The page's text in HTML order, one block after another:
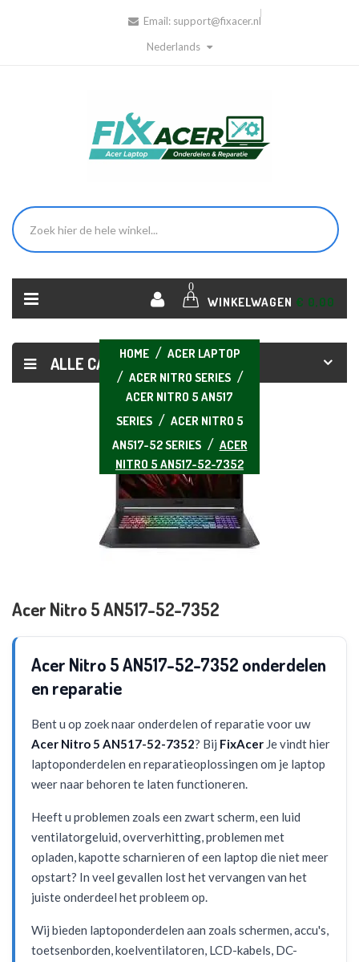
Email: support@fixacer.nl
Nederlands
0
WINKELWAGEN € 0,00
ALLE CATEGORIEËN
HOME
ACER LAPTOP
ACER NITRO SERIES
ACER NITRO 5 AN517
SERIES
ACER NITRO 5
AN517-52 SERIES
ACER
NITRO 5 AN517-52-7352
Acer Nitro 5 AN517-52-7352
Acer Nitro 5 AN517-52-7352 onderdelen
en reparatie
Bent u op zoek naar onderdelen of reparatie voor uw
Acer Nitro 5 AN517-52-7352? Bij FixAcer Je vindt hier
laptoponderdelen en reparatieoplossingen om je laptop
weer naar behoren te laten functioneren.
Heeft u problemen zoals een zwart scherm, een luid
ventilatorgeluid, oververhitting, problemen met
opladen, kapotte scharnieren of een laptop die niet meer
opstart? In veel gevallen lost het vervangen van het
juiste onderdeel het probleem op.
Wij bieden laptoponderdelen aan zoals schermen, accu's,
toetsenborden, koelventilatoren, LCD-kabels, DC-